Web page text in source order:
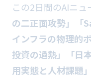
この2日間のAIニュ
の二正面攻勢」「
インフラの物理的
投資の過熱」「日
用実態と人材課題」